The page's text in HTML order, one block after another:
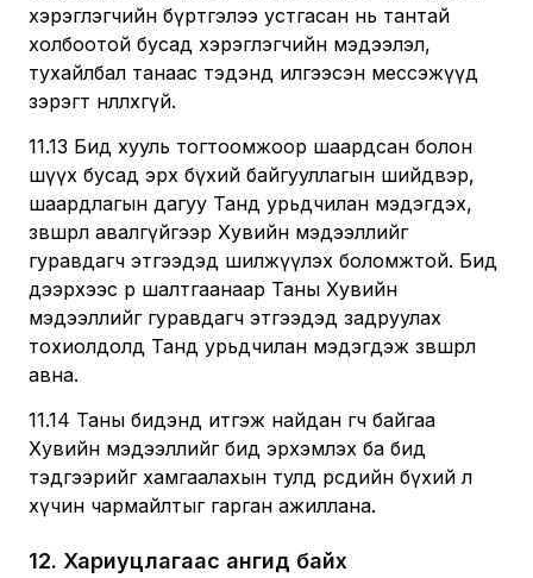
хэрэглэгчийн бүртгэлээ устгасан нь тантай
холбоотой бусад хэрэглэгчийн мэдээлэл,
тухайлбал танаас тэдэнд илгээсэн мессэжүүд
зэрэгт нөлөөлөхгүй.
11.13 Бид хууль тогтоомжоор шаардсан болон
шүүх бусад эрх бүхий байгууллагын шийдвэр,
шаардлагын дагуу Танд урьдчилан мэдэгдэх,
зөвшөөрөл авалгүйгээр Хувийн мэдээллийг
гуравдагч этгээдэд шилжүүлэх боломжтой. Бид
дээрхээс өөр шалтгаанаар Таны Хувийн
мэдээллийг гуравдагч этгээдэд задруулах
тохиолдолд Танд урьдчилан мэдэгдэж зөвшөөрөл
авна.
11.14 Таны бидэнд итгэж найдан өгч байгаа
Хувийн мэдээллийг бид эрхэмлэх ба бид
тэдгээрийг хамгаалахын тулд өөрсдийн бүхий л
хүчин чармайлтыг гарган ажиллана.
12. Хариуцлагаас ангид байх